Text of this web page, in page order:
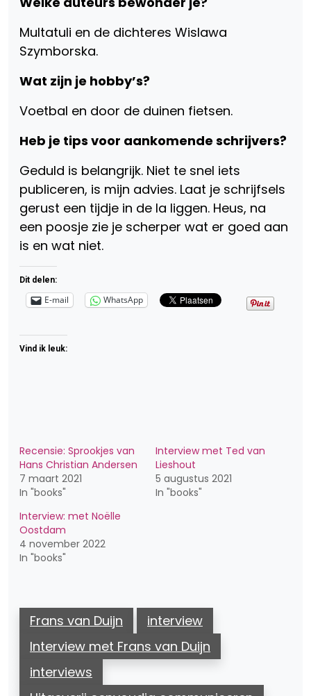
Multatuli en de dichteres Wislawa
Szymborska.
Wat zijn je hobby’s?
Voetbal en door de duinen fietsen.
Heb je tips voor aankomende schrijvers?
Geduld is belangrijk. Niet te snel iets
publiceren, is mijn advies. Laat je schrijfsels
gerust een tijdje in de la liggen. Heus, na
een poosje zie je scherper wat er goed aan
is en wat niet.
Dit delen:
E-mail WhatsApp
Vind ik leuk:
Recensie: Sprookjes van
Hans Christian Andersen
7 maart 2021
In "books"
Interview met Ted van
Lieshout
5 augustus 2021
In "books"
Interview: met Noëlle
Oostdam
4 november 2022
In "books"
Frans van Duijn
interview
Interview met Frans van Duijn
interviews